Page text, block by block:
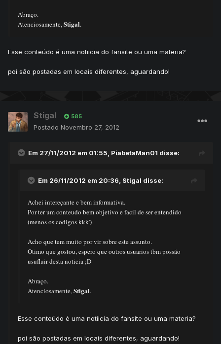
Abraço.
Atenciosamente,Stigal.
Esse conteúdo é uma notiicia do fansite ou uma materia?
poi são postadas em locais diferentes, aguardando!
Stigal 585
Postado Novembro 27, 2012
Em 27/11/2012 em 01:55, PiabetaMan01 disse:
Em 26/11/2012 em 20:36, Stigal disse:
Achei intereçante e bem informativa.
Por ter um conteudo bem objetivo e facil de ser entendido
(menos os codigos kkk')
Acho que tem muito por vir sobre este assunto.
Otimo que gostou, espero que outros usuarios tbm possão
usufluir desta noticia ;D
Abraço.
Atenciosamente,Stigal.
Esse conteúdo é uma notiicia do fansite ou uma materia?
poi são postadas em locais diferentes, aguardando!